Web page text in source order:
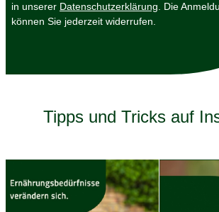
in unserer Datenschutzerklärung . Die
können Sie jederzeit widerrufen.
Tipps und Tricks auf